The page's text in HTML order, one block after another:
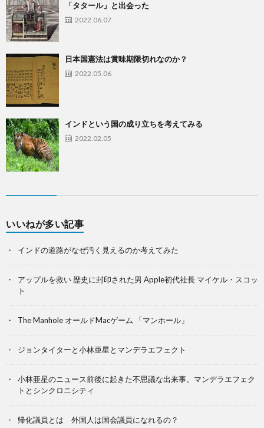
「タタール」と出会った
2022.06.07
日本国憲法は賞味期限切れなのか？
2022.05.06
インドという国の成り立ちを考えてみる
2022.02.05
いいねが多い記事
インドの道路がなぜ汚く見えるのか考えてみた
アップルを救い 歴史に封印された男 Apple初代社長 マイケル・スコッ
ト
The Manhole オールドMacゲーム 「マンホール」
ジョンタイターと小林亜星とマンデラエフェクト
小林亜星のニュース前後に起きた不思議な出来事。マンデラエフェク
トとシンクロニシティ
帰化議員とは 外国人は国会議員になれるの？